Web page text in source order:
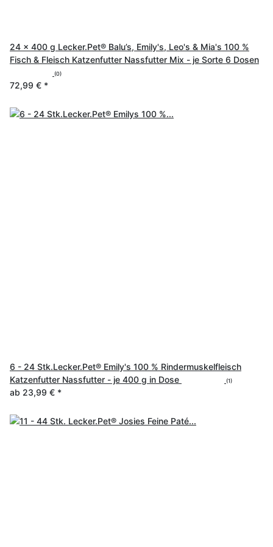
24 x 400 g Lecker.Pet® Balu’s, Emily's, Leo's & Mia's 100 %
Fisch & Fleisch Katzenfutter Nassfutter Mix - je Sorte 6 Dosen
(0)
72,99 € *
6 - 24 Stk.Lecker.Pet® Emily's 100 % Rindermuskelfleisch
Katzenfutter Nassfutter - je 400 g in Dose
(1)
ab 23,99 € *